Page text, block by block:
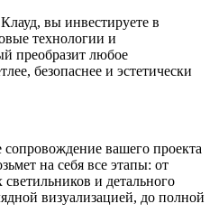
вы инвестируете в
технологии и
преобразит любое
безопаснее и эстетически
вашего проекта
на себя все этапы: от
и детального
визуализацией, до полной